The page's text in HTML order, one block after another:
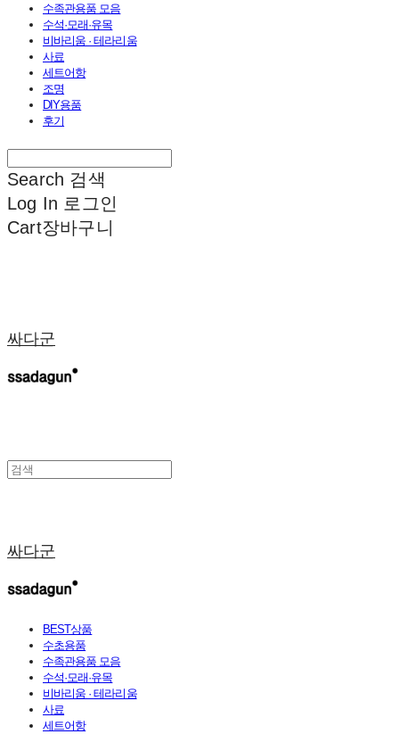
수족관용품 모음
수석·모래·유목
비바리움 · 테라리움
사료
세트어항
조명
DIY용품
후기
Search 검색
Log In 로그인
Cart장바구니
싸다군
싸다군
BEST상품
수초용품
수족관용품 모음
수석·모래·유목
비바리움 · 테라리움
사료
세트어항